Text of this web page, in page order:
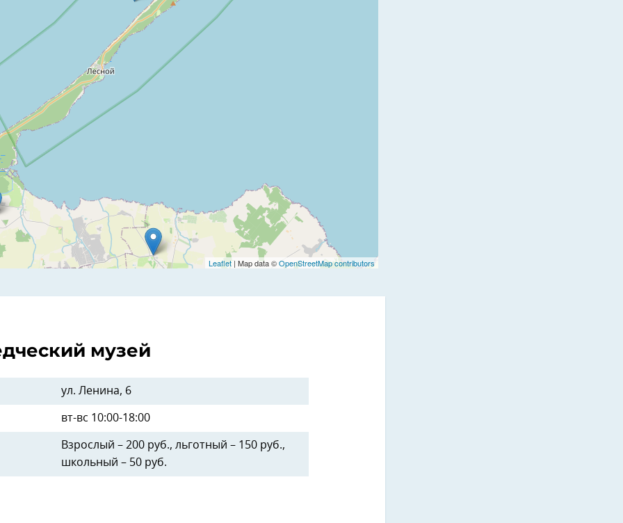
Leaflet | Map data ©OpenStreetMap contributors
музей
ул. Ленина, 6
вт-вс 10:00-18:00
Взрослый – 200 руб., льготный – 150 руб.,
школьный – 50 руб.